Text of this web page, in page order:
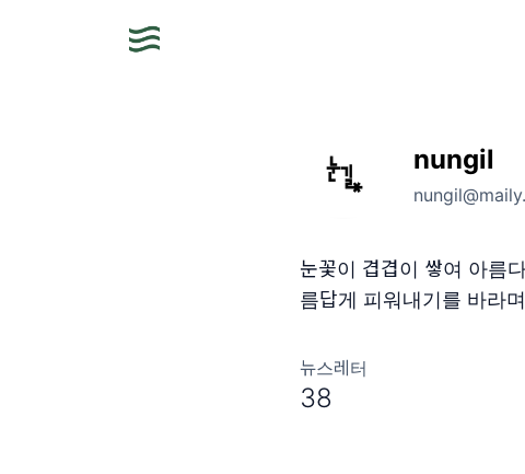
nungil
눈꽃이 겹겹이 쌓여 아름
름답게 피워내기를 바라며
뉴스레터
38